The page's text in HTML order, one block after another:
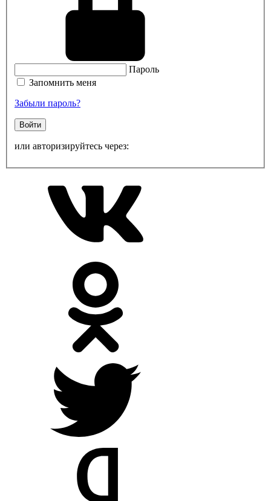
Пароль
Запомнить меня
Забыли пароль?
Войти
или авторизируйтесь через: